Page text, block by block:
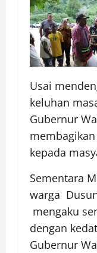
Usai
keluhan
Gubernur
kepada
Sementara
warga
mengaku
dengan
Gubernur